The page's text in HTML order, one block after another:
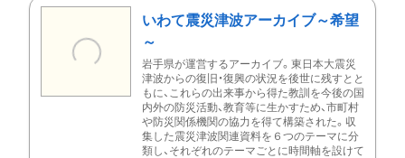
いわて震災津波アーカイブ～希望
～
岩手県が運営するアーカイブ。東日本大震災
津波からの復旧・復興の状況を後世に残すとと
もに、これらの出来事から得た教訓を今後の国
内外の防災活動、教育等に生かすため、市町村
や防災関係機関の協力を得て構築された。収
集した震災津波関連資料を６つのテーマに分
類し、それぞれのテーマごとに時間軸を設けて